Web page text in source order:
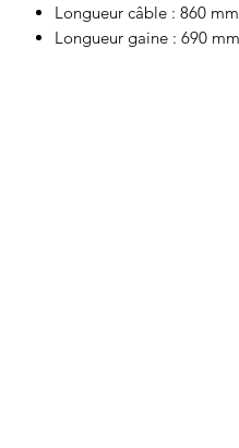
Longueur câble : 860 mm
Longueur gaine : 690 mm